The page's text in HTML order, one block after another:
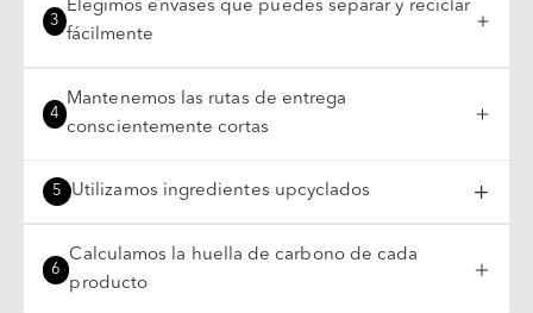
3
Elegimos envases que puedes separar y reciclar
fácilmente
4
Mantenemos las rutas de entrega
conscientemente cortas
5 Utilizamos ingredientes upcyclados
6
Calculamos la huella de carbono de cada
producto